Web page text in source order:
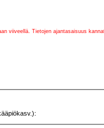
viiveellä. Tietojen ajantasaisuus